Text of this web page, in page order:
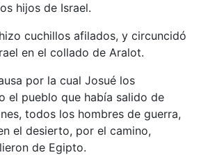
hijos de Israel.
cuchillos afilados, y circuncidó
en el collado de Aralot.
por la cual Josué los
el pueblo que había salido de
todos los hombres de guerra,
el desierto, por el camino,
de Egipto.